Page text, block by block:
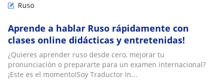
Ruso
Aprende a hablar Ruso rápidamente con
clases online didácticas y entretenidas!
¿Quieres aprender ruso desde cero, mejorar tu
pronunciación o prepararte para un examen internacional?
¡Este es el momento!Soy Traductor In...